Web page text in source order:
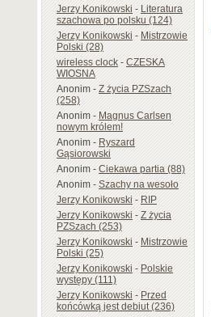
Jerzy Konikowski-Literatura
szachowa po polsku (124)
Jerzy Konikowski-Mistrzowie
Polski (28)
wireless clock-CZESKA
WIOSNA
Anonim-Z życia PZSzach
(258)
Anonim-Magnus Carlsen
nowym królem!
Anonim-Ryszard
Gąsiorowski
Anonim-Ciekawa partia (88)
Anonim-Szachy na wesoło
Jerzy Konikowski-RIP
Jerzy Konikowski-Z życia
PZSzach (253)
Jerzy Konikowski-Mistrzowie
Polski (25)
Jerzy Konikowski-Polskie
występy (111)
Jerzy Konikowski-Przed
końcówką jest debiut (236)